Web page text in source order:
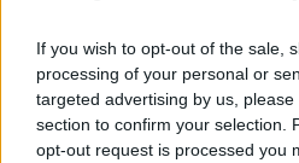
If you wish to opt-out of the sale,
processing of your personal or
targeted advertising by us,
section to confirm your selection.
opt-out request is processed you
Ποιοι υπουργοί
Άγκυρα